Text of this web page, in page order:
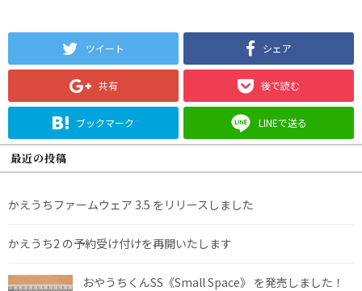
ツイート シェア
共有 後で読む
ブックマーク LINEで送る
最近の投稿
かえうちファームウェア 3.5 をリリースしました
かえうち2 の予約受け付けを再開いたします
おやうちくんSS《Small Space》 を発売しました！